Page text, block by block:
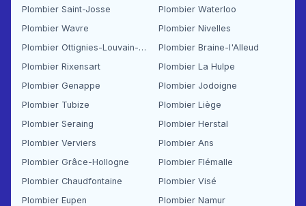
Plombier Saint-Josse
Plombier Waterloo
Plombier Wavre
Plombier Nivelles
Plombier Ottignies-Louvain-la-Neuve
Plombier Braine-l'Alleud
Plombier Rixensart
Plombier La Hulpe
Plombier Genappe
Plombier Jodoigne
Plombier Tubize
Plombier Liège
Plombier Seraing
Plombier Herstal
Plombier Verviers
Plombier Ans
Plombier Grâce-Hollogne
Plombier Flémalle
Plombier Chaudfontaine
Plombier Visé
Plombier Eupen
Plombier Namur